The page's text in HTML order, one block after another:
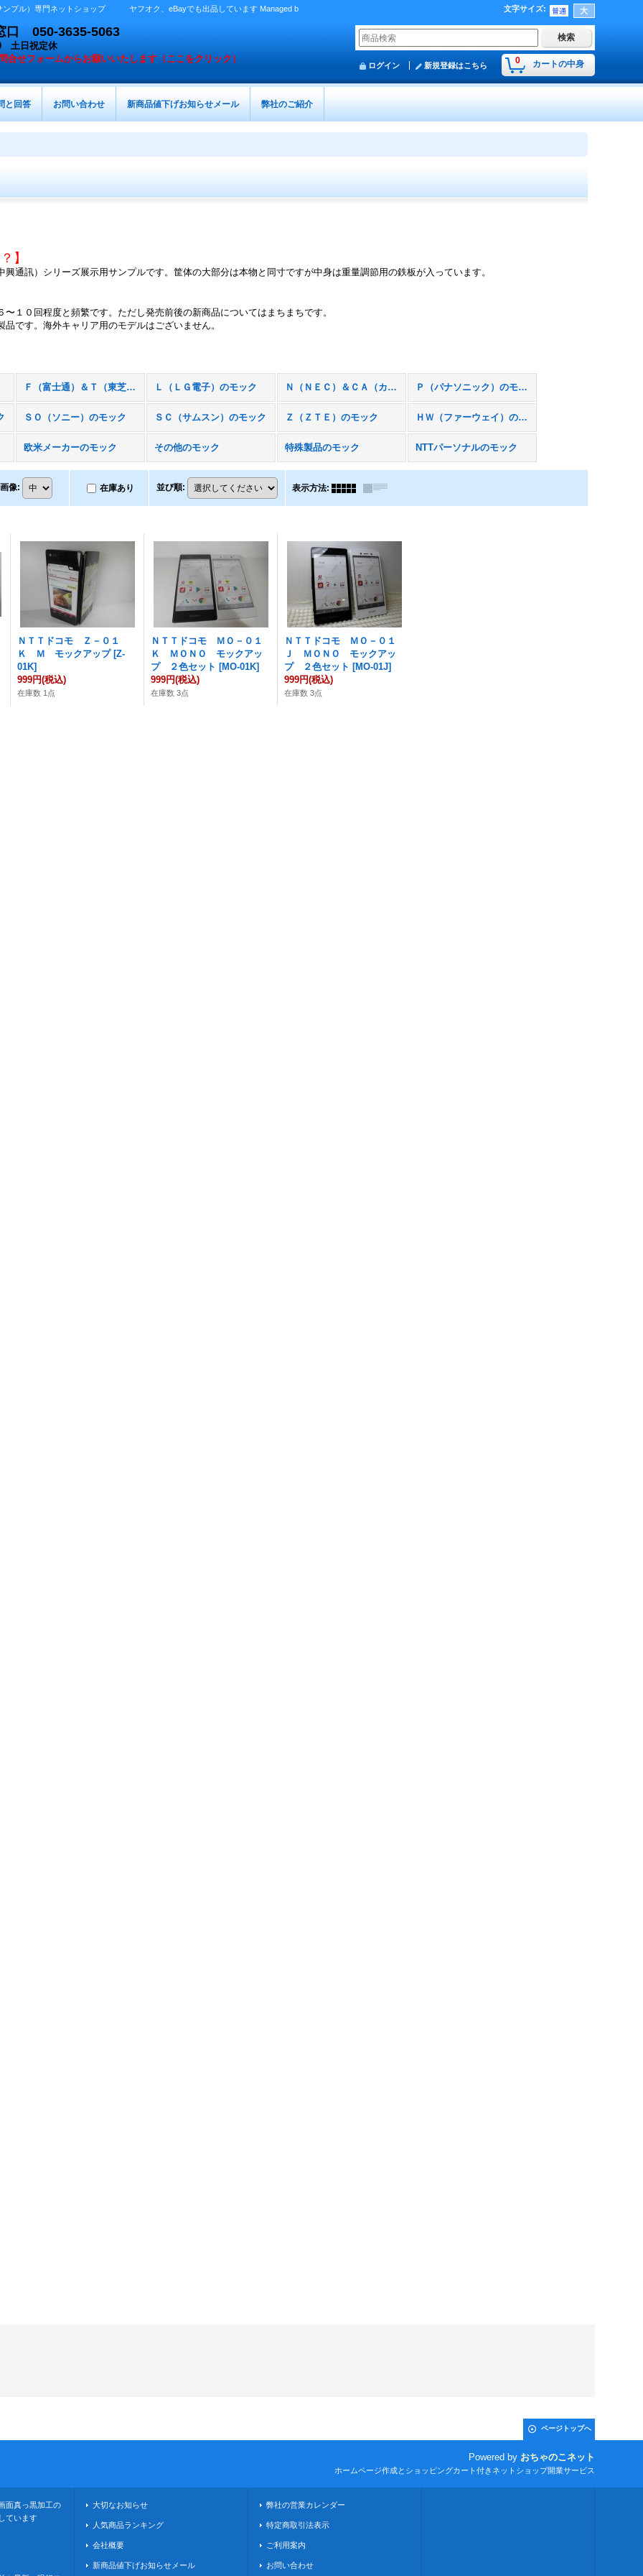
ンプル）専門ネットショップ ヤフオク、eBayでも出品しています Managed b 文字サイズ:
口 050-3635-5063
土日祝定休
合せフォームからお願いいたします（ここをクリック）
0 カートの中身
ログイン 新規登録はこちら
と回答 お問い合わせ 新商品値下げお知らせメール 弊社のご紹介
】
興通訊）シリーズ展示用サンプルです。筐体の大部分は本物と同寸ですが中身は重量調節用の鉄板が入っています。
１０回程度と頻繁です。ただし発売前後の新商品についてはまちまちです。
です。海外キャリア用のモデルはございません。
Ｆ（富士通）＆Ｔ（東芝）のモック Ｌ（ＬＧ電子）のモック Ｎ（ＮＥＣ）＆ＣＡ（カシオ）のモック Ｐ（パナソニック）のモック
ＳＯ（ソニー）のモック ＳＣ（サムスン）のモック Ｚ（ＺＴＥ）のモック ＨＷ（ファーウェイ）のモック
欧米メーカーのモック その他のモック 特殊製品のモック NTTパーソナルのモック
画像: 在庫あり 並び順: 表示方法:
ＮＴＴドコモ Ｚ－０１
Ｋ Ｍ モックアップ [Z-
01K]
999円(税込)
在庫数 1点
ＮＴＴドコモ ＭＯ－０１
Ｋ ＭＯＮＯ モックアッ
プ ２色セット [MO-01K]
999円(税込)
在庫数 3点
ＮＴＴドコモ ＭＯ－０１
Ｊ ＭＯＮＯ モックアッ
プ ２色セット [MO-01J]
999円(税込)
在庫数 3点
ページトップへ
Powered by おちゃのこネット
ホームページ作成とショッピングカート付きネットショップ開業サービス
面真っ黒加工の
ています
大切なお知らせ
人気商品ランキング
会社概要
新商品値下げお知らせメール
弊社の営業カレンダー
特定商取引法表示
ご利用案内
お問い合わせ